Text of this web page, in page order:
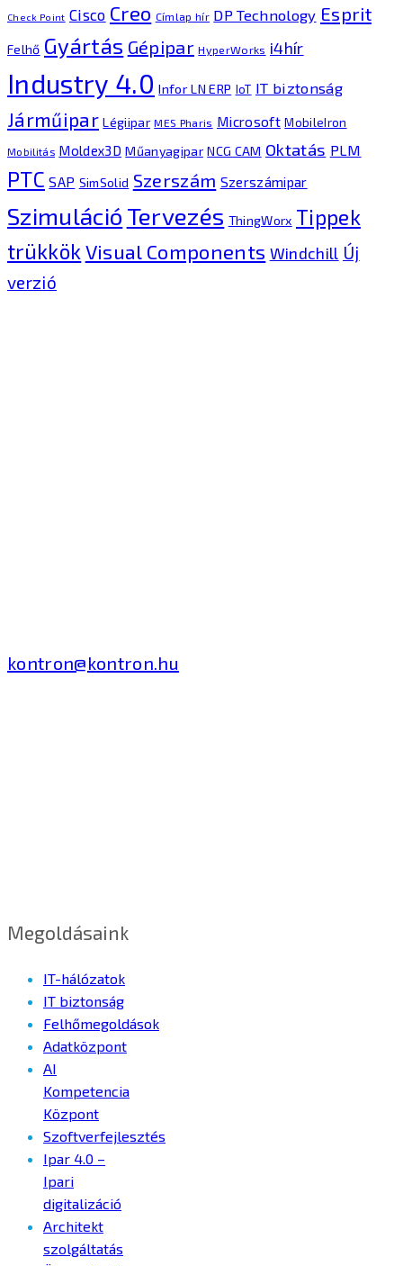
Check Point Cisco Creo Címlap hír DP Technology Esprit
Felhő Gyártás Gépipar HyperWorks i4hír
Industry 4.0 Infor LN ERP IoT IT biztonság
Járműipar Légiipar MES Pharis Microsoft MobileIron
Mobilitás Moldex3D Műanyagipar NCG CAM Oktatás PLM
PTC SAP SimSolid Szerszám Szerszámipar
Szimuláció Tervezés ThingWorx Tippek
trükkök Visual Components Windchill Új
verzió
kontron@kontron.hu
Megoldásaink
IT-hálózatok
IT biztonság
Felhőmegoldások
Adatközpont
AI
Kompetencia
Központ
Szoftverfejlesztés
Ipar 4.0 –
Ipari
digitalizáció
Architekt
szolgáltatás